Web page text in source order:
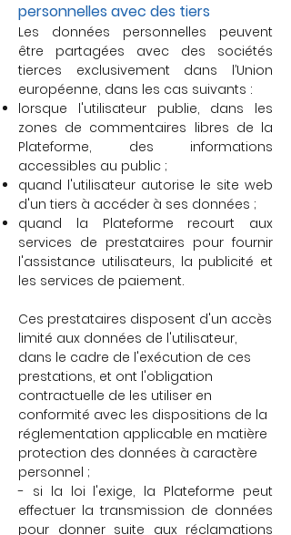
personnelles avec des tiers
Les données personnelles peuvent
être partagées avec des sociétés
tierces exclusivement dans l’Union
européenne, dans les cas suivants :
lorsque l'utilisateur publie, dans les
zones de commentaires libres de la
Plateforme, des informations
accessibles au public ;
quand l'utilisateur autorise le site web
d'un tiers à accéder à ses données ;
quand la Plateforme recourt aux
services de prestataires pour fournir
l'assistance utilisateurs, la publicité et
les services de paiement.
Ces prestataires disposent d'un accès
limité aux données de l'utilisateur,
dans le cadre de l'exécution de ces
prestations, et ont l'obligation
contractuelle de les utiliser en
conformité avec les dispositions de la
réglementation applicable en matière
protection des données à caractère
personnel ;
- si la loi l'exige, la Plateforme peut
effectuer la transmission de données
pour donner suite aux réclamations